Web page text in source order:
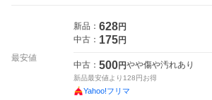
最安値
新品： 628円
中古： 175円
中古： 500円やや傷や汚れあり
新品最安値より 128円お得
Yahoo!フリマ